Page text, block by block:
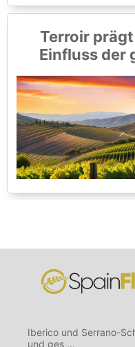
Terroir
Einfluss der
Iberico und Serrano-
und ges ...